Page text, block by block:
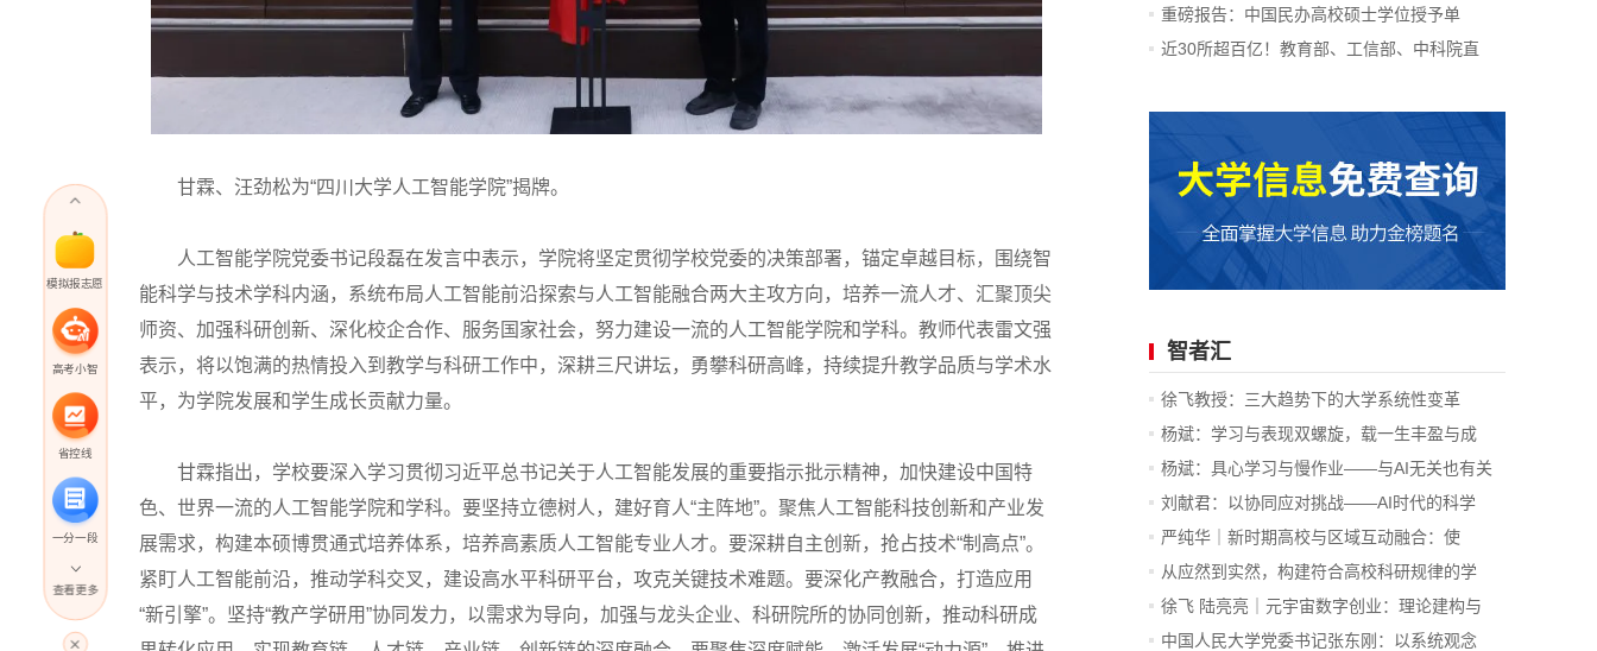
甘霖、汪劲松为“四川大学人工智能学院”揭牌。
人工智能学院党委书记段磊在发言中表示，学院将坚定贯彻学校党委的决策部署，锚定卓越目标，围绕智
能科学与技术学科内涵，系统布局人工智能前沿探索与人工智能融合两大主攻方向，培养一流人才、汇聚顶尖
师资、加强科研创新、深化校企合作、服务国家社会，努力建设一流的人工智能学院和学科。教师代表雷文强
表示，将以饱满的热情投入到教学与科研工作中，深耕三尺讲坛，勇攀科研高峰，持续提升教学品质与学术水
平，为学院发展和学生成长贡献力量。
甘霖指出，学校要深入学习贯彻习近平总书记关于人工智能发展的重要指示批示精神，加快建设中国特
色、世界一流的人工智能学院和学科。要坚持立德树人，建好育人“主阵地”。聚焦人工智能科技创新和产业发
展需求，构建本硕博贯通式培养体系，培养高素质人工智能专业人才。要深耕自主创新，抢占技术“制高点”。
紧盯人工智能前沿，推动学科交叉，建设高水平科研平台，攻克关键技术难题。要深化产教融合，打造应用
“新引擎”。坚持“教产学研用”协同发力，以需求为导向，加强与龙头企业、科研院所的协同创新，推动科研成
模拟报志愿
高考小智
省控线
一分一段
高考直播
查看更多
决算
重磅报告：中国民办高校硕士学位授予单
位、...
近30所超百亿！教育部、工信部、中科院直
智者汇
徐飞教授：三大趋势下的大学系统性变革
杨斌：学习与表现双螺旋，载一生丰盈与成
长...
杨斌：具心学习与慢作业——与AI无关也有关
刘献君：以协同应对挑战——AI时代的科学
教...
严纯华｜新时期高校与区域互动融合：使
命、...
从应然到实然，构建符合高校科研规律的学
术...
徐飞 陆亮亮｜元宇宙数字创业：理论建构与
模...
中国人民大学党委书记张东刚：以系统观念